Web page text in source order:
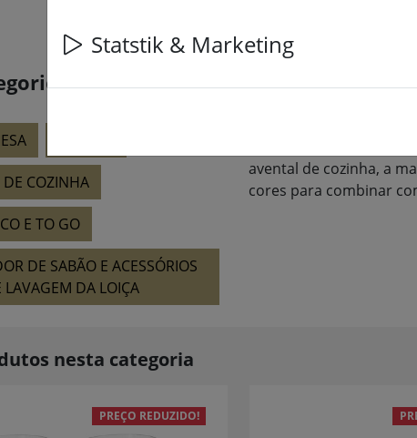
DE COZINHA
E TO GO
DE SABÃO E ACESSÓRIOS
LAVAGEM DA LOIÇA
A sua cozinha tem
utensílios e
uma vasta gama de
Sagaform. Quer se
avental de cozinha, a
cores para combinar
nesta categoria
PREÇO REDUZIDO!
Statstik & Marketing